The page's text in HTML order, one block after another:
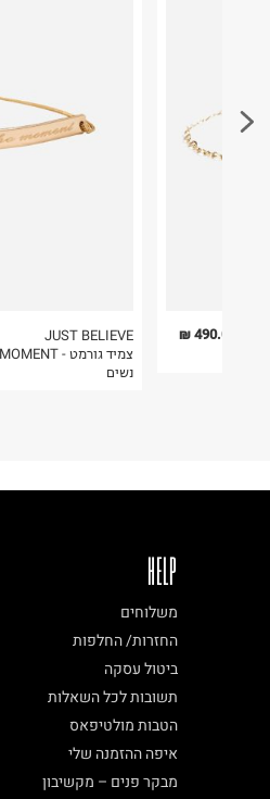
3. מוצרי טיפוח
JUST BELIEVE
נשים
490.00 ₪
HELP
משלוחים
החזרות/ החלפות
ביטול עסקה
תשובות לכל השאלות
הטבות מולטיפאס
איפה ההזמנה שלי
מבקר פנים – מקשיבון